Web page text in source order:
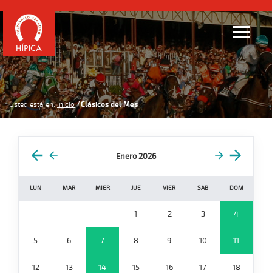
Usted está en: Inicio Clásicos del Mes
Enero 2026
LUN MAR MIER JUE VIER SAB DOM
1 2 3 4
5 6 7 8 9 10 11
12 13 14 15 16 17 18